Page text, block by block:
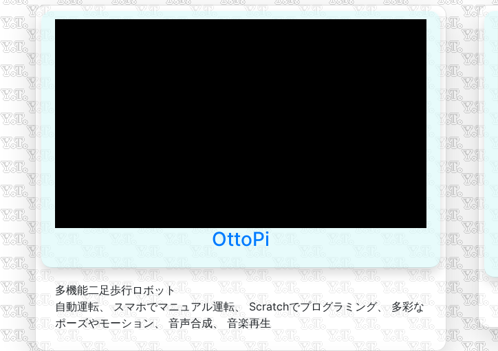
OttoPi
多機能二足歩行ロボット
自動運転、 スマホでマニュアル運転、 Scratchでプログラミング、 多彩な
ポーズやモーション、 音声合成、 音楽再生